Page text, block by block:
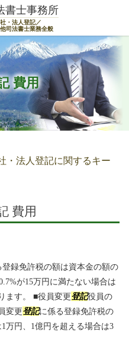
費用
書士事務所
・法人登記／
司法書士業務全般
・法人登記に関するキー
費用
登録免許税の額は資本金の額の
が15万円に満たない場合は
ます。 ■役員変更登記役員の
変更登記に係る登録免許税の
万円、1億円を超える場合は3